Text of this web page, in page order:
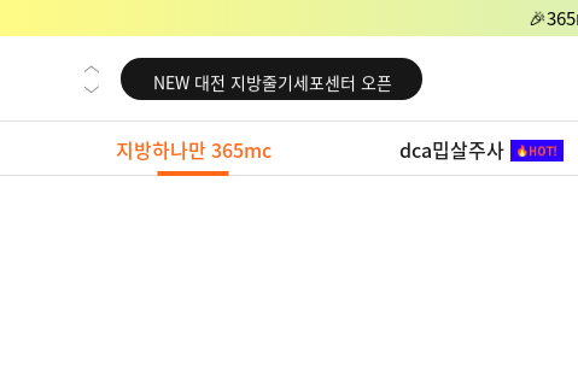
NEW 교대 지방줄기세포센터 오픈
NEW 대전 지방줄기세포센터 오픈
NEW 노원 지방줄기세포센터 오픈
NEW 미국 LA점 오픈
지방하나만 365mc dca밉살주사